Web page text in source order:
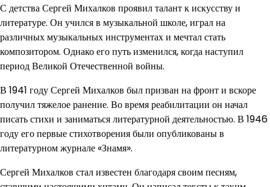
С детства Сергей Михалков проявил талант к искусству и
литературе. Он учился в музыкальной школе, играл на
различных музыкальных инструментах и мечтал стать
композитором. Однако его путь изменился, когда наступил
период Великой Отечественной войны.
В 1941 году Сергей Михалков был призван на фронт и вскоре
получил тяжелое ранение. Во время реабилитации он начал
писать стихи и заниматься литературной деятельностью. В 1946
году его первые стихотворения были опубликованы в
литературном журнале «Знамя».
Сергей Михалков стал известен благодаря своим песням,